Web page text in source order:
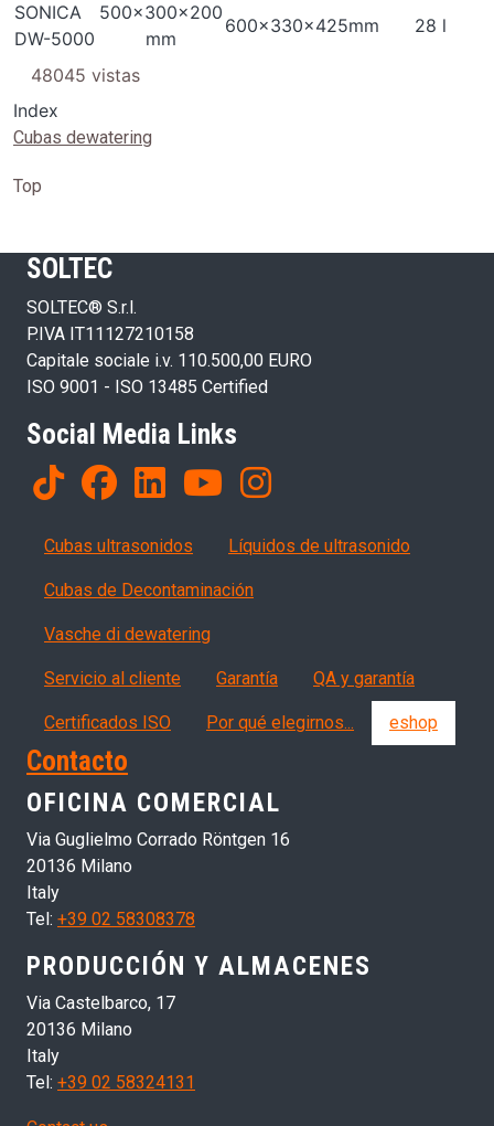
SONICA
DW-5000
500x300x200
mm
600x330x425mm 28 l
48045 vistas
Index
Cubas dewatering
Top
SOLTEC
SOLTEC® S.r.l.
P.IVA IT11127210158
Capitale sociale i.v. 110.500,00 EURO
ISO 9001 - ISO 13485 Certified
Social Media Links
Products
Cubas ultrasonidos Líquidos de ultrasonido
Cubas de Decontaminación
Vasche di dewatering
Servizi, garanzia, QA
Servicio al cliente Garantía QA y garantía
Certificados ISO Por qué elegirnos... eshop
Contacto
OFICINA COMERCIAL
Via Guglielmo Corrado Röntgen 16
20136 Milano
Italy
Tel: +39 02 58308378
PRODUCCIÓN Y ALMACENES
Via Castelbarco, 17
20136 Milano
Italy
Tel: +39 02 58324131